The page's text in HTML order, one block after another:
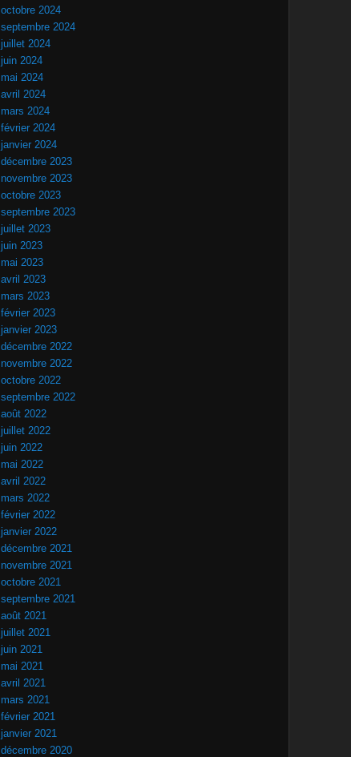
octobre 2024
septembre 2024
juillet 2024
juin 2024
mai 2024
avril 2024
mars 2024
février 2024
janvier 2024
décembre 2023
novembre 2023
octobre 2023
septembre 2023
juillet 2023
juin 2023
mai 2023
avril 2023
mars 2023
février 2023
janvier 2023
décembre 2022
novembre 2022
octobre 2022
septembre 2022
août 2022
juillet 2022
juin 2022
mai 2022
avril 2022
mars 2022
février 2022
janvier 2022
décembre 2021
novembre 2021
octobre 2021
septembre 2021
août 2021
juillet 2021
juin 2021
mai 2021
avril 2021
mars 2021
février 2021
janvier 2021
décembre 2020